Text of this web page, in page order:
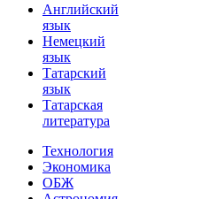
Английский
язык
Немецкий
язык
Татарский
язык
Татарская
литература
Технология
Экономика
ОБЖ